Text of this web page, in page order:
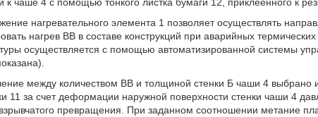
нагревательного элемента 1 позволяет осуществлять
нагрев ВВ в составе конструкций при аварийных
осуществляется с помощью автоматизированной системы
между количеством ВВ и толщиной стенки Б чаши 4 выбрано
11 за счет деформации наружной поверхности стенки чаши 4
превращения. При заданном соотношении метание